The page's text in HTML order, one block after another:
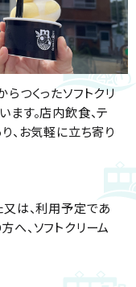
つくったソフトクリ
ます。店内飲食、テ
、お気軽に立ち寄り
又は、利用予定であ
へ、ソフトクリーム